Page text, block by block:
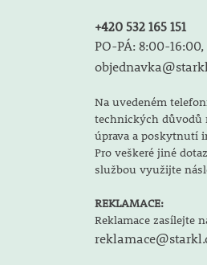
+420 532 165 151
PO-PÁ: 8:00-
Na uvedeném
technických důvodů
úprava a poskytnutí
Pro veškeré jiné
službou využijte
REKLAMACE:
Reklamace zasílejte